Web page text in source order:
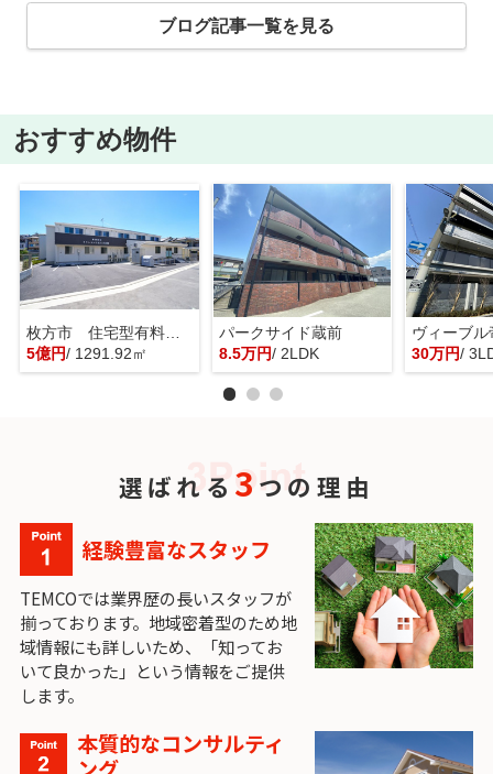
ブログ記事一覧を見る
おすすめ物件
枚方市 住宅型有料老人ホーム 一棟貸し
5億円/ 1291.92㎡
パークサイド蔵前
8.5万円/ 2LDK
ヴィーブル
30万円/
選ばれる 3 つの理由
経験豊富なスタッフ
TEMCOでは業界歴の長いスタッフが
揃っております。地域密着型のため地
域情報にも詳しいため、「知ってお
いて良かった」という情報をご提供
します。
本質的なコンサルティ